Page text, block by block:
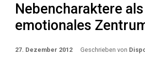
Nebencharaktere als
emotionales
27. Dezember 2012 Geschrieben von